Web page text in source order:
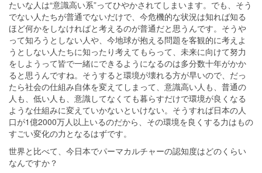
たいな人は“意識高い系”ってひやかされてしまいます。でも、そう
でない人たちが普通でないだけで、今危機的な状況は知れば知る
ほど何かをしなければと考えるのが普通だと思うんです。そうや
って知ろうとしない人や、今地球が抱える問題を客観的に考えよ
うとしない人たちに知ったり考えてもらって、未来に向けて努力
をしようって皆で一緒にできるようになるのは多分数十年がかか
ると思うんですね。そうすると環境が壊れる方が早いので、だっ
たら社会の仕組み自体を変えてしまって、意識高い人も、普通の
人も、低い人も、意識してなくても暮らすだけで環境が良くなる
ような仕組みに変えていかないといけない。そうすれば日本の人
口が1億2000万人以上いるのだから、その環境を良くする力はもの
すごい変化の力となるはずです。
世界と比べて、今日本でパーマカルチャーの認知度はどのくらい
なんですか？